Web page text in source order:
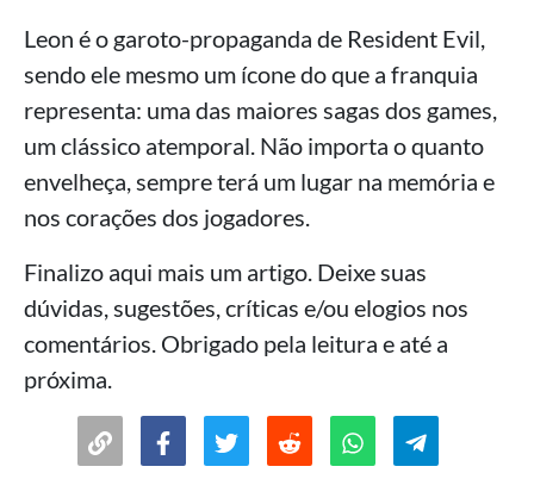
Leon é o garoto-propaganda de Resident Evil,
sendo ele mesmo um ícone do que a franquia
representa: uma das maiores sagas dos games,
um clássico atemporal. Não importa o quanto
envelheça, sempre terá um lugar na memória e
nos corações dos jogadores.
Finalizo aqui mais um artigo. Deixe suas
dúvidas, sugestões, críticas e/ou elogios nos
comentários. Obrigado pela leitura e até a
próxima.